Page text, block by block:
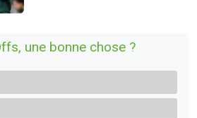
une bonne chose ?